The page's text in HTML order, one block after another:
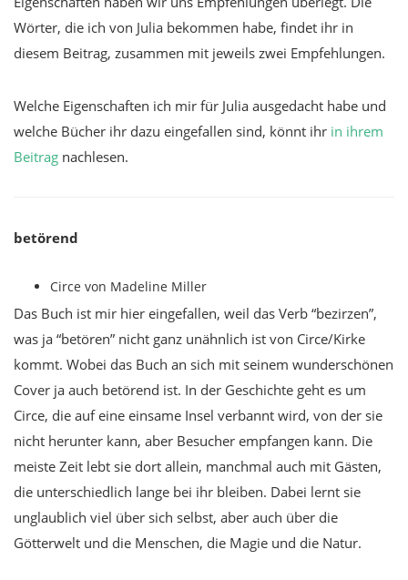
Wörter, die ich von Julia bekommen habe, findet ihr in
diesem Beitrag, zusammen mit jeweils zwei Empfehlungen.
Welche Eigenschaften ich mir für Julia ausgedacht habe und
welche Bücher ihr dazu eingefallen sind, könnt ihr in ihrem
Beitrag nachlesen.
betörend
Circe von Madeline Miller
Das Buch ist mir hier eingefallen, weil das Verb “bezirzen”,
was ja “betören” nicht ganz unähnlich ist von Circe/Kirke
kommt. Wobei das Buch an sich mit seinem wunderschönen
Cover ja auch betörend ist. In der Geschichte geht es um
Circe, die auf eine einsame Insel verbannt wird, von der sie
nicht herunter kann, aber Besucher empfangen kann. Die
meiste Zeit lebt sie dort allein, manchmal auch mit Gästen,
die unterschiedlich lange bei ihr bleiben. Dabei lernt sie
unglaublich viel über sich selbst, aber auch über die
Götterwelt und die Menschen, die Magie und die Natur.